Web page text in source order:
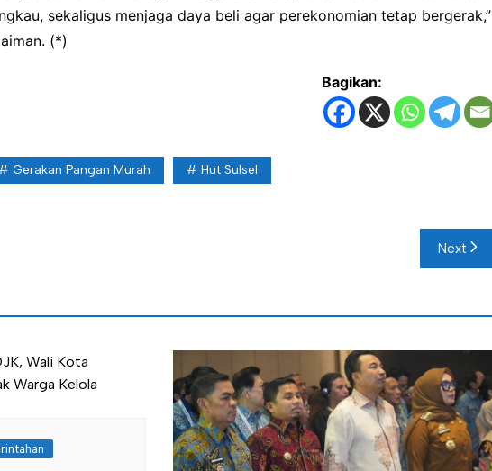
sekaligus menjaga daya beli agar perekonomian tetap bergerak,”
(*)
Bagikan:
Gerakan Pangan Murah Hut Sulsel
Next